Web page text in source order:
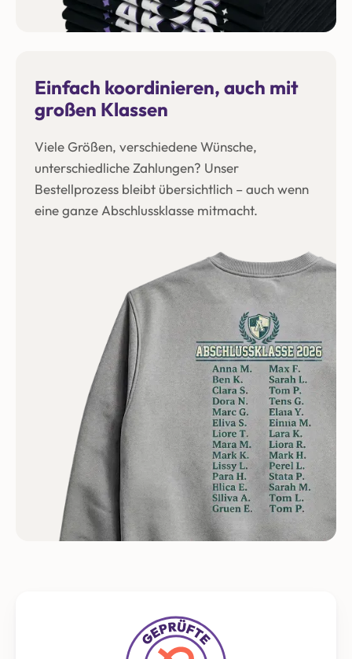
Einfach koordinieren, auch mit
großen Klassen
Viele Größen, verschiedene Wünsche,
unterschiedliche Zahlungen? Unser
Bestellprozess bleibt übersichtlich – auch wenn
eine ganze Abschlussklasse mitmacht.